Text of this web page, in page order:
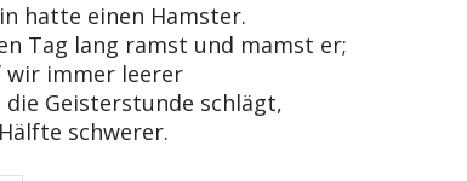
hatte einen Hamster.
Tag lang ramst und mamst er;
wir immer leerer
die Geisterstunde schlägt,
schwerer.